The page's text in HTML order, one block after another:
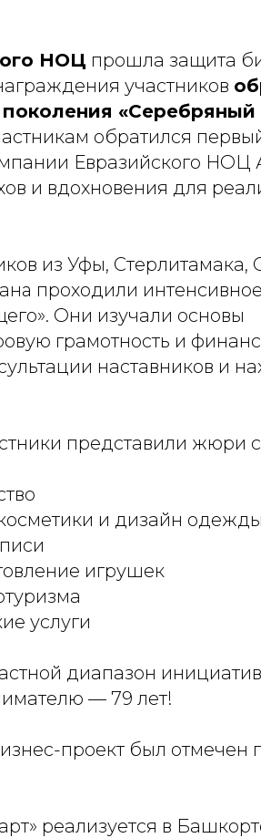
НОЦ прошла защита
участников
«Серебряный
обратился
Евразийского НОЦ
и вдохновения для
из Уфы, Стерлитамака,
проходили
Они изучали основы
грамотность и
наставников и
представили жюри
и дизайн одежды
игрушек
услуги
диапазон
— 79 лет!
проект был отмечен
реализуется в